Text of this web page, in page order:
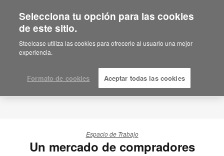
Espacio de Trabajo
Un mercado de compradores
Selecciona tu opción para las cookies
de este sitio.
Steelcase utiliza las cookies para ofrecerle al usuario una mejor
experiencia.
Formato de cookies Aceptar todas las cookies